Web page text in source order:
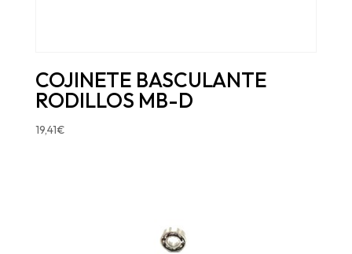
COJINETE BASCULANTE
RODILLOS MB-D
19,41€